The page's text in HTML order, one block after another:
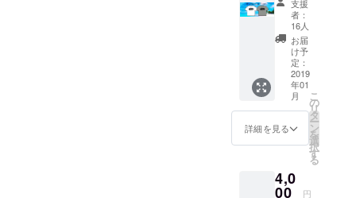
36 M
(170CM
) 50 70
37 L
(175CM
) 53 73
38 XL
(180CM
) 56 75
39 ※画
ルの
為、実
丈・そ
で丈)
GILDA
63000
(165CM
) 47 67
20 M
(170CM
) 53 73
20 XL
イラン
ド T
シャ
ツ】 CF
限定！
ここで
しか買
えない
過去T
シャツ
です！
※サイズ
S,M,L,X
L ※カ
支援
者：
16人
お届
け予
定：
2019
年01
月
詳細を見る
こ
の
リ
タ
ー
ン
を
選
択
す
る
4,0
00 円